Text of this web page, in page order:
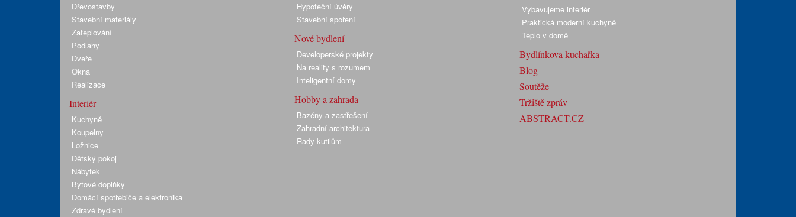
Dřevostavby
Stavební materiály
Zateplování
Podlahy
Dveře
Okna
Realizace
Interiér
Kuchyně
Koupelny
Ložnice
Dětský pokoj
Nábytek
Bytové doplňky
Domácí spotřebiče a elektronika
Zdravé bydlení
Hypoteční úvěry
Stavební spoření
Nové bydlení
Developerské projekty
Na reality s rozumem
Inteligentní domy
Hobby a zahrada
Bazény a zastřešení
Zahradní architektura
Rady kutilům
Vybavujeme interiér
Praktická moderní kuchyně
Teplo v domě
Bydlínkova kuchařka
Blog
Soutěže
Tržiště zpráv
ABSTRACT.CZ